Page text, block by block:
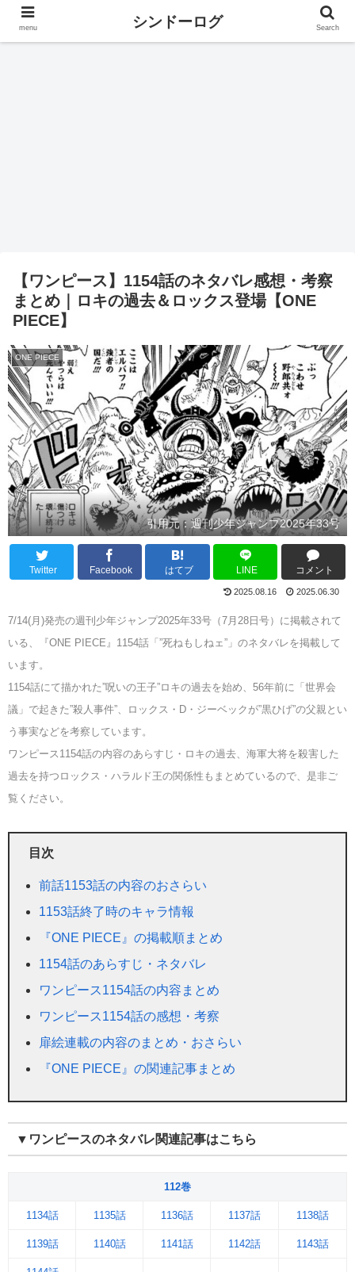
【ワンピース】1154話のネタバレ感想・考察
まとめ｜ロキの過去＆ロックス登場【ONE
PIECE】
ONE PIECE
引用元：週刊少年ジャンプ2025年33号
Twitter Facebook はてブ LINE コメント
2025.08.16 2025.06.30
7/14(月)発売の週刊少年ジャンプ2025年33号（7月28日号）に掲載されて
いる、『ONE PIECE』1154話「”死ねもしねェ”」のネタバレを掲載して
います。
1154話にて描かれた”呪いの王子”ロキの過去を始め、56年前に「世界会
議」で起きた”殺人事件”、ロックス・D・ジーベックが”黒ひげ”の父親とい
う事実などを考察しています。
ワンピース1154話の内容のあらすじ・ロキの過去、海軍大将を殺害した
過去を持つロックス・ハラルド王の関係性もまとめているので、是非ご
覧ください。
目次
前話1153話の内容のおさらい
1153話終了時のキャラ情報
『ONE PIECE』の掲載順まとめ
1154話のあらすじ・ネタバレ
ワンピース1154話の内容まとめ
ワンピース1154話の感想・考察
扉絵連載の内容のまとめ・おさらい
『ONE PIECE』の関連記事まとめ
▼ワンピースのネタバレ関連記事はこちら
112巻
1134話 1135話 1136話 1137話 1138話
1139話 1140話 1141話 1142話 1143話
menu シンドーログ Search